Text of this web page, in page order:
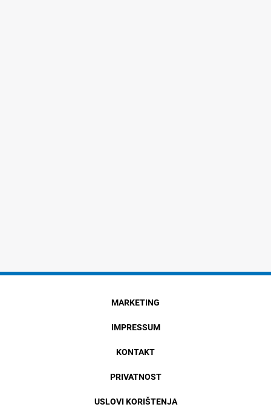
MARKETING
IMPRESSUM
KONTAKT
PRIVATNOST
USLOVI KORIŠTENJA